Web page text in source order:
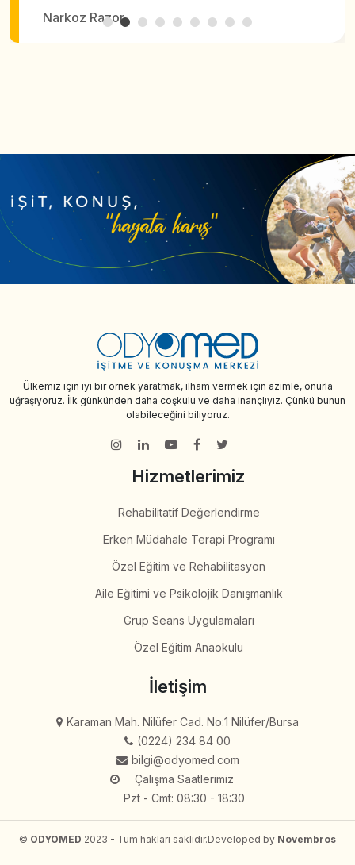
Narkoz Razor
Ülkemiz için iyi bir örnek yaratmak, ilham vermek için azimle, onurla
uğraşıyoruz. İlk günkünden daha coşkulu ve daha inançlıyız. Çünkü bunun
olabileceğini biliyoruz.
Hizmetlerimiz
Rehabilitatif Değerlendirme
Erken Müdahale Terapi Programı
Özel Eğitim ve Rehabilitasyon
Aile Eğitimi ve Psikolojik Danışmanlık
Grup Seans Uygulamaları
Özel Eğitim Anaokulu
İletişim
Karaman Mah. Nilüfer Cad. No:1 Nilüfer/Bursa
(0224) 234 84 00
bilgi@odyomed.com
Çalışma Saatlerimiz
Pzt - Cmt: 08:30 - 18:30
© ODYOMED 2023 - Tüm hakları saklıdır.Developed by Novembros